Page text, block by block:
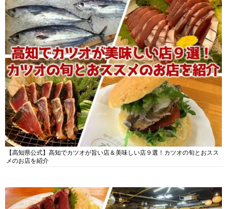
【高知県公式】高知でカツオが旨い店＆美味しい店９選！カツオの旬とおスス
メのお店を紹介